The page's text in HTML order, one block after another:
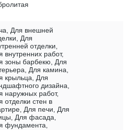
Для внешней
Для
отделки,
внутренних работ,
зоны барбекю, Для
Для камина,
крыльца, Для
дизайна,
наружных работ,
отделки стен в
Для печи, Для
Для фасада,
фундамента,